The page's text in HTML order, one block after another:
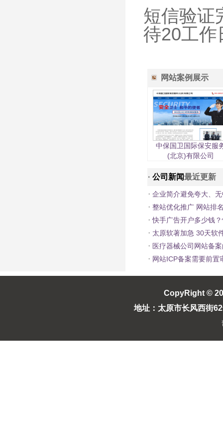
短信验证
待20工作
网站案例展示
中保国卫国际保安服
(北京)有限公司
· 公司新闻最近更新
· 企业简介避免夸大、
· 整站优化推广 网站排
·快手广告开户多少钱
· 太原软著加急 30天软
· 医疗器械公司网站备
· 网站ICP备案需要前置
CopyRight ©
地址：太原市长风西街